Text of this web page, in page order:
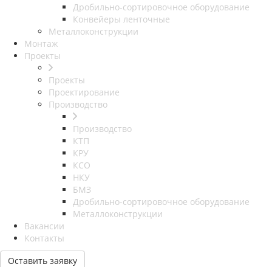
Дробильно-сортировочное оборудование
Конвейеры ленточные
Металлоконструкции
Монтаж
Проекты
Проекты
Проектирование
Производство
Производство
КТП
КРУ
КСО
НКУ
БМЗ
Дробильно-сортировочное оборудование
Металлоконструкции
Вакансии
Контакты
Оставить заявку